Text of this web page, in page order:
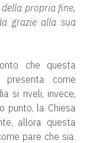
della propria fine,
grazie alla sua
che questa
come
si riveli, invece,
punto, la Chiesa
allora questa
pare che sia.